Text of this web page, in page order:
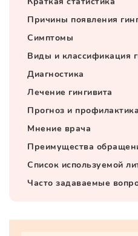
Причины появления
Симптомы
Виды и классификация
Диагностика
Лечение гингивита
Прогноз и профилактика
Мнение врача
Преимущества
Список используемой
Часто задаваемые